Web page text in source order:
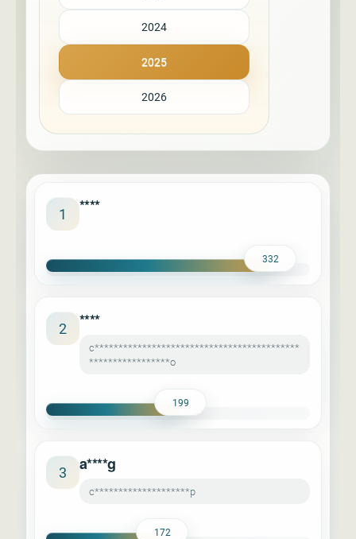
2024
2025
2026
1 ****
332
2 ****
c*******************************************
*****************o
199
3 a****g
c********************p
172